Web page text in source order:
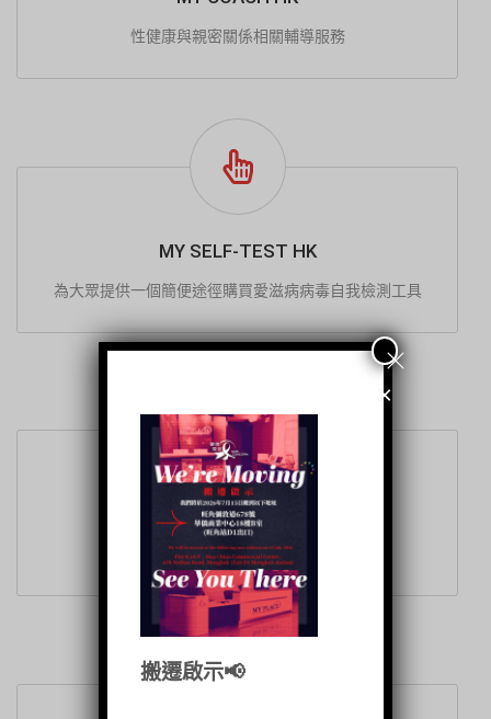
性健康與親密關係相關輔導服務
MY SELF-TEST HK
為大眾提供一個簡便途徑購買愛滋病病毒自我檢測工具
MY CHECK UP HK
性傳染疾病檢測、醫療及諮詢服務
搬遷啟示📢
×